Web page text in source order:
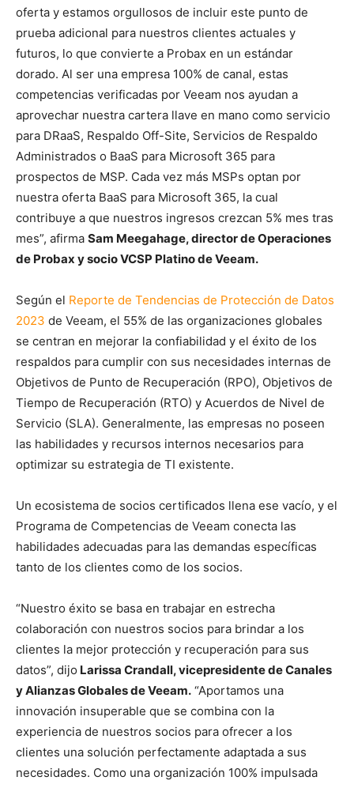
oferta y estamos orgullosos de incluir este punto de
prueba adicional para nuestros clientes actuales y
futuros, lo que convierte a Probax en un estándar
dorado. Al ser una empresa 100% de canal, estas
competencias verificadas por Veeam nos ayudan a
aprovechar nuestra cartera llave en mano como servicio
para DRaaS, Respaldo Off-Site, Servicios de Respaldo
Administrados o BaaS para Microsoft 365 para
prospectos de MSP. Cada vez más MSPs optan por
nuestra oferta BaaS para Microsoft 365, la cual
contribuye a que nuestros ingresos crezcan 5% mes tras
mes”, afirma Sam Meegahage, director de Operaciones
de Probax y socio VCSP Platino de Veeam.
Según el Reporte de Tendencias de Protección de Datos
2023 de Veeam, el 55% de las organizaciones globales
se centran en mejorar la confiabilidad y el éxito de los
respaldos para cumplir con sus necesidades internas de
Objetivos de Punto de Recuperación (RPO), Objetivos de
Tiempo de Recuperación (RTO) y Acuerdos de Nivel de
Servicio (SLA). Generalmente, las empresas no poseen
las habilidades y recursos internos necesarios para
optimizar su estrategia de TI existente.
Un ecosistema de socios certificados llena ese vacío, y el
Programa de Competencias de Veeam conecta las
habilidades adecuadas para las demandas específicas
tanto de los clientes como de los socios.
“Nuestro éxito se basa en trabajar en estrecha
colaboración con nuestros socios para brindar a los
clientes la mejor protección y recuperación para sus
datos”, dijo Larissa Crandall, vicepresidente de Canales
y Alianzas Globales de Veeam. “Aportamos una
innovación insuperable que se combina con la
experiencia de nuestros socios para ofrecer a los
clientes una solución perfectamente adaptada a sus
necesidades. Como una organización 100% impulsada